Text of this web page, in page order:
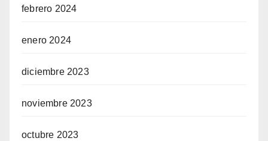
febrero 2024
enero 2024
diciembre 2023
noviembre 2023
octubre 2023